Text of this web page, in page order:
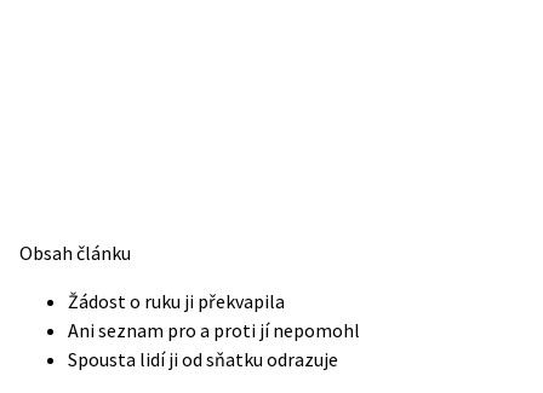
Obsah článku
Žádost o ruku ji překvapila
Ani seznam pro a proti jí nepomohl
Spousta lidí ji od sňatku odrazuje